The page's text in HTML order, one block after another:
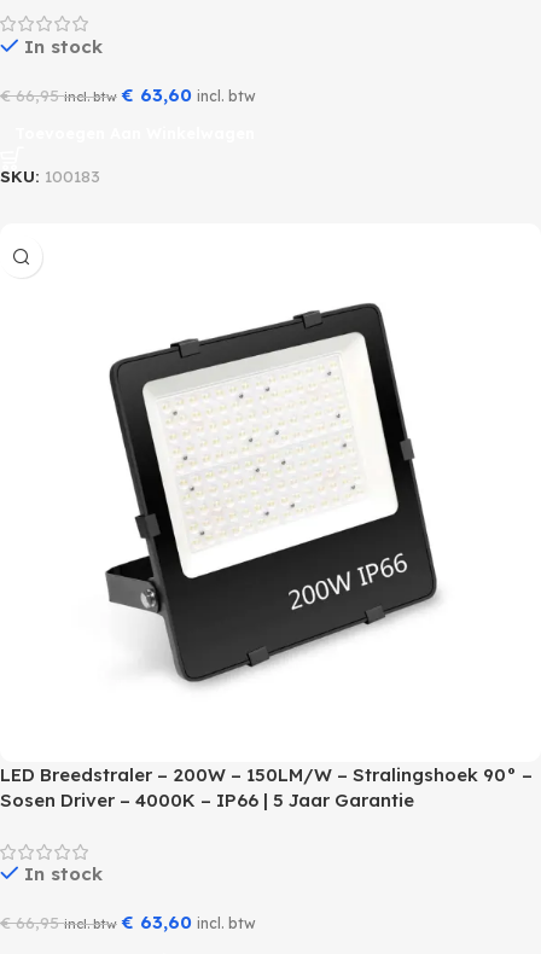
In stock
€66,95 incl. btw € 63,60 incl. btw
SKU: 100183
LED Breedstraler – 200W – 150LM/W – Stralingshoek 90° –
Sosen Driver – 4000K – IP66 | 5 Jaar Garantie
In stock
€66,95 incl. btw € 63,60 incl. btw